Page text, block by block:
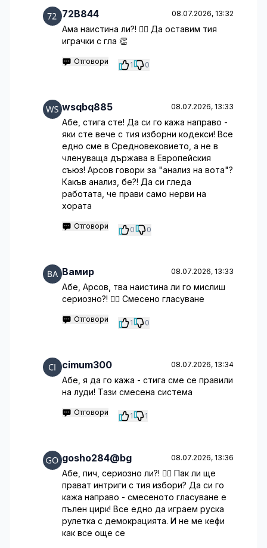
72B844 08.07.2026, 13:32
Ама наистина ли?! 🤦‍♀️ Да оставим тия
играчки с гла 👏
Отговори 1 0
wsqbq885 08.07.2026, 13:33
Абе, стига сте! Да си го кажа направо -
яки сте вече с тия изборни кодекси! Все
едно сме в Средновековието, а не в
членуваща държава в Европейския
съюз! Арсов говори за "анализ на вота"?
Какъв анализ, бе?! Да си гледа
работата, че прави само нерви на
хората
Отговори 0 0
Вамир 08.07.2026, 13:33
Абе, Арсов, тва наистина ли го мислиш
сериозно?! 🤦‍♂️ Смесено гласуване
Отговори 1 0
cimum300 08.07.2026, 13:34
Абе, я да го кажа - стига сме се правили
на луди! Тази смесена система
Отговори 1 1
gosho284@bg 08.07.2026, 13:36
Абе, пич, сериозно ли?! 🤦‍♀️ Пак ли ще
прават интриги с тия избори? Да си го
кажа направо - смесеното гласуване е
пълен цирк! Все едно да играем руска
рулетка с демокрацията. И не ме кефи
как все още се